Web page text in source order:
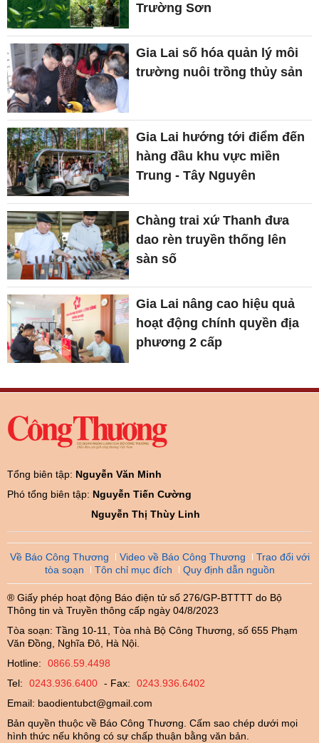
Trường Sơn
Gia Lai số hóa quản lý môi
trường nuôi trồng thủy sản
Gia Lai hướng tới điểm đến
hàng đầu khu vực miền
Trung - Tây Nguyên
Chàng trai xứ Thanh đưa
dao rèn truyền thống lên
sàn số
Gia Lai nâng cao hiệu quả
hoạt động chính quyền địa
phương 2 cấp
Tổng biên tập: Nguyễn Văn Minh
Phó tổng biên tập: Nguyễn Tiến Cường
Nguyễn Thị Thùy Linh
Về Báo Công Thương Video về Báo Công Thương
Trao đổi với
tòa soạn
Tôn chỉ mục đích Quy định dẫn nguồn
® Giấy phép hoạt động Báo điện tử số 276/GP-BTTTT do Bộ
Thông tin và Truyền thông cấp ngày 04/8/2023
Tòa soạn: Tầng 10-11, Tòa nhà Bộ Công Thương, số 655 Phạm
Văn Đồng, Nghĩa Đô, Hà Nội.
Hotline:
0866.59.4498
Tel:
0243.936.6400 - Fax:
0243.936.6402
Email: baodientubct@gmail.com
Bản quyền thuộc về Báo Công Thương. Cấm sao chép dưới mọi
hình thức nếu không có sự chấp thuận bằng văn bản.